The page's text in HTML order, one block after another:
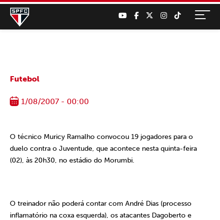
Futebol
1/08/2007 - 00:00
O técnico Muricy Ramalho convocou 19 jogadores para o
duelo contra o Juventude, que acontece nesta quinta-feira
(02), às 20h30, no estádio do Morumbi.
O treinador não poderá contar com André Dias (processo
inflamatório na coxa esquerda), os atacantes Dagoberto e